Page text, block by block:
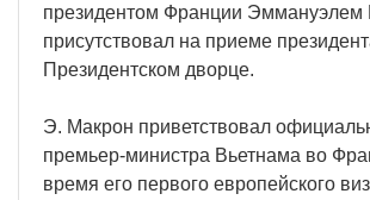
президентом Франции Эммануэлем
присутствовал на приеме
Президентском дворце.
Э. Макрон приветствовал
премьер-министра Вьетнама во
время его первого европейского